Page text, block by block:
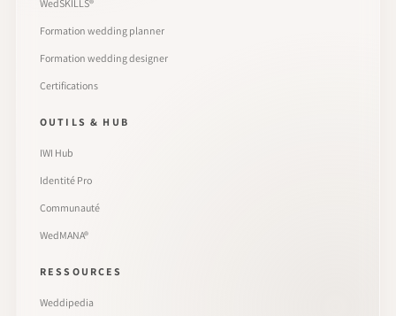
WedSKILLS®
Formation wedding planner
Formation wedding designer
Certifications
OUTILS & HUB
IWI Hub
Identité Pro
Communauté
WedMANA®
RESSOURCES
Weddipedia